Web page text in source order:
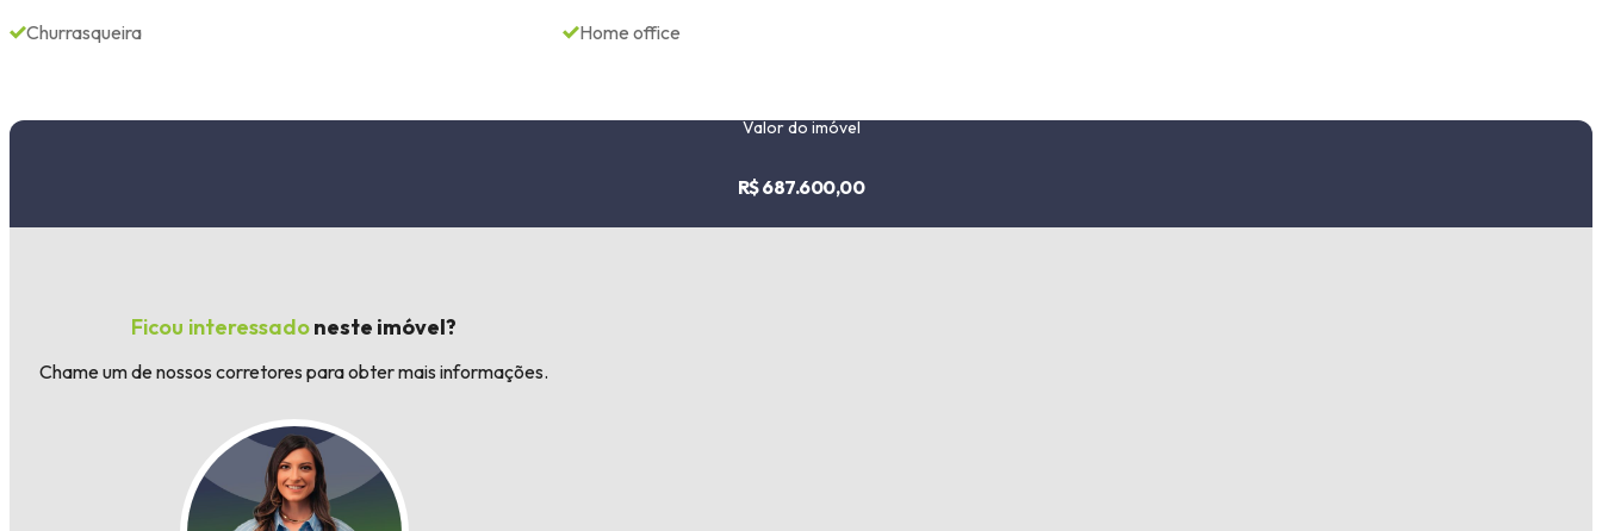
Churrasqueira
Home office
Valor do imóvel
R$ 687.600,00
Ficou interessadoneste imóvel?
Chame um de nossos corretores para obter mais informações.